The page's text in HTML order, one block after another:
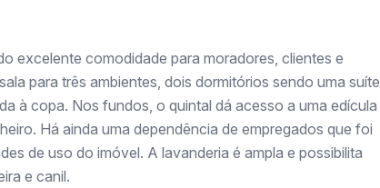
excelente comodidade para moradores, clientes e
para três ambientes, dois dormitórios sendo uma suíte,
à copa. Nos fundos, o quintal dá acesso a uma edícula
Há ainda uma dependência de empregados que foi
de uso do imóvel. A lavanderia é ampla e possibilita
e canil.